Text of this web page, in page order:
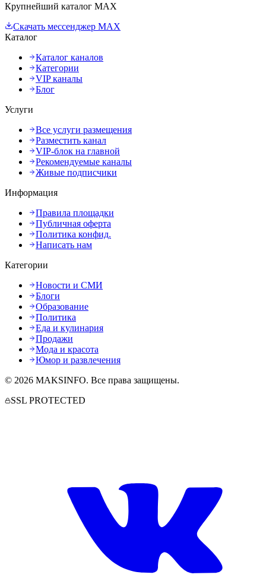
Крупнейший каталог MAX
Скачать мессенджер MAX
Каталог
Каталог каналов
Категории
VIP каналы
Блог
Услуги
Все услуги размещения
Разместить канал
VIP-блок на главной
Рекомендуемые каналы
Живые подписчики
Информация
Правила площадки
Публичная оферта
Политика конфид.
Написать нам
Категории
Новости и СМИ
Блоги
Образование
Политика
Еда и кулинария
Продажи
Мода и красота
Юмор и развлечения
© 2026 MAKSINFO. Все права защищены.
SSL PROTECTED